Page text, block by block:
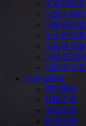
文本转语音
Ai音乐创作
Ai配音合成
Ai人声分离
Ai语音克隆
Ai语音识别
AI语音交互
Ai办公提效
PPT/图表
转换工具
会议记录
协同文档